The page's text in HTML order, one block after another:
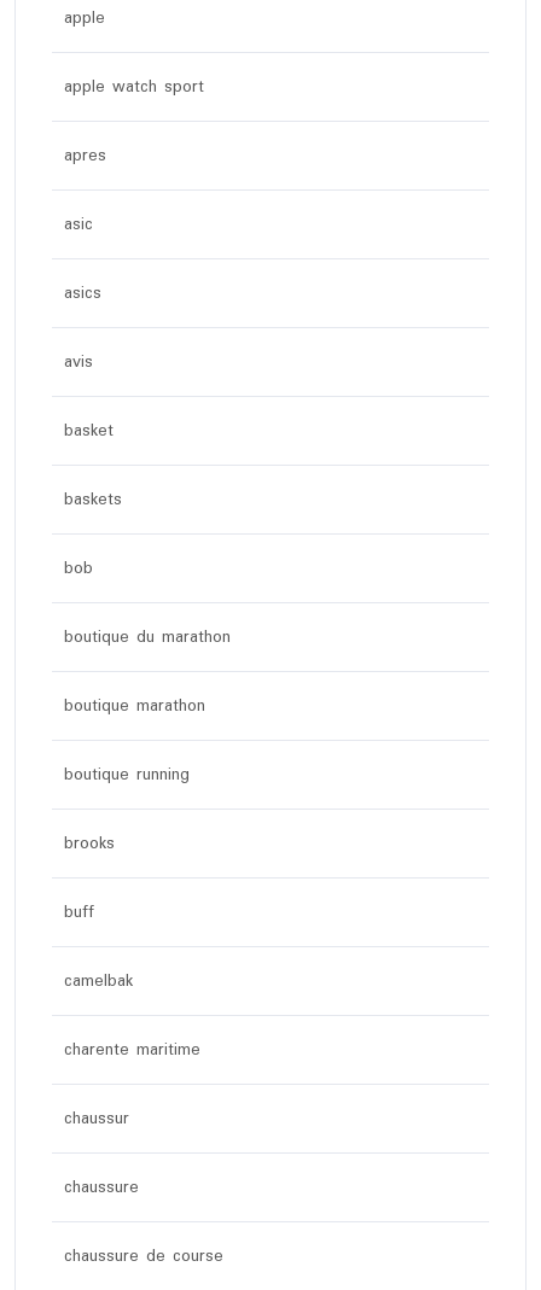
apple
apple watch sport
apres
asic
asics
avis
basket
baskets
bob
boutique du marathon
boutique marathon
boutique running
brooks
buff
camelbak
charente maritime
chaussur
chaussure
chaussure de course